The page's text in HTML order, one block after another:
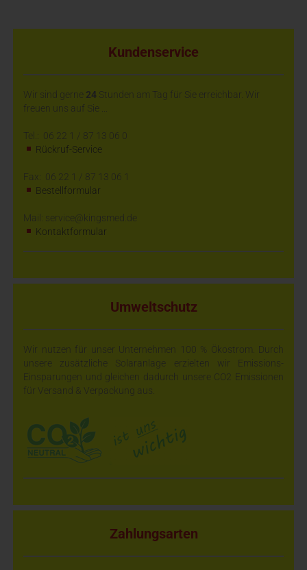
Kundenservice
Wir sind gerne 24 Stunden am Tag für Sie erreichbar. Wir
freuen uns auf Sie ...
Tel.: 06 22 1 / 87 13 06 0
Rückruf-Service
Fax: 06 22 1 / 87 13 06 1
Bestellformular
Mail: service@kingsmed.de
Kontaktformular
Umweltschutz
Wir nutzen für unser Unternehmen 100 % Ökostrom. Durch
unsere zusätzliche Solaranlage erzielten wir Emissions-
Einsparungen und gleichen dadurch unsere CO2 Emissionen
für Versand & Verpackung aus.
Zahlungsarten